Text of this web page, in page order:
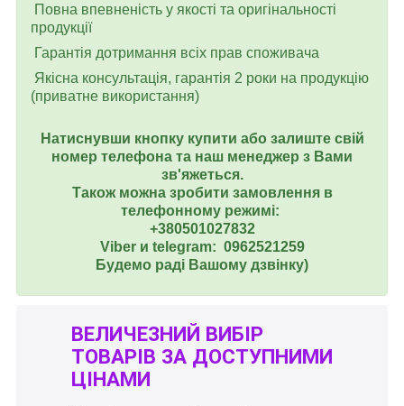
Повна впевненість у якості та оригінальності
продукції
Гарантія дотримання всіх прав споживача
Якісна консультація, гарантія 2 роки на продукцію
(приватне використання)
Натиснувши кнопку купити або залиште свій
номер телефона та наш менеджер з Вами
зв'яжеться.
Також можна зробити замовлення в
телефонному режимі:
+380501027832
Viber и telegram: 0962521259
Будемо раді Вашому дзвінку)
ВЕЛИЧЕЗНИЙ ВИБІР
ТОВАРІВ ЗА ДОСТУПНИМИ
ЦІНАМИ